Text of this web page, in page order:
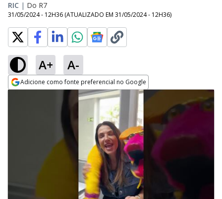
RIC | Do R7
31/05/2024 - 12H36 (ATUALIZADO EM 31/05/2024 - 12H36)
A+ A-
Adicione como fonte preferencial no Google
Opens in new window